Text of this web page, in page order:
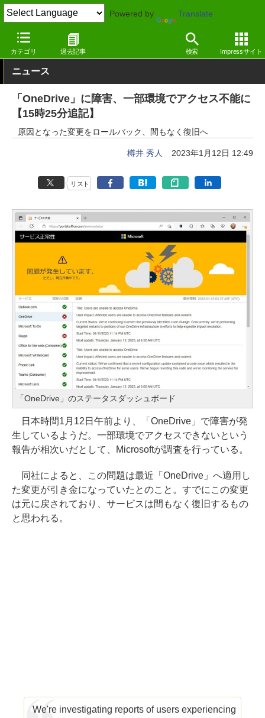
Powered by Translate
カテゴリ 過去記事 検索 Impressサイト
窓の杜 システム・ファイル Windows
ニュース
「OneDrive」に障害、一部環境でアクセス不能に
【15時25分追記】
原因となった変更をロールバック、間もなく復旧へ
樽井 秀人 2023年1月12日 12:49
リスト
「OneDrive」のステータスダッシュボード
日本時間1月12日午前より、「OneDrive」で障害が発
生しているようだ。一部環境でアクセスできないという
報告が相次いだとして、Microsoftが調査を行っている。
同社によると、この問題は最近「OneDrive」へ適用し
た変更が引き金になっていたとのこと。すでにこの変更
は元に戻されており、サービスは間もなく復旧するもの
と思われる。
We're investigating reports of users experiencing